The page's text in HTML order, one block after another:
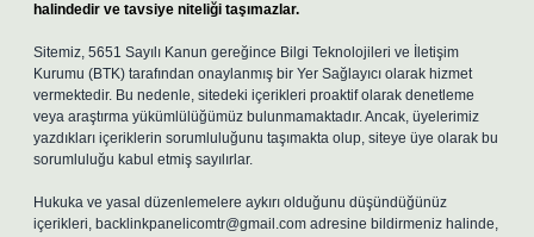
halindedir ve tavsiye niteliği taşımazlar.
Sitemiz, 5651 Sayılı Kanun gereğince Bilgi Teknolojileri ve İletişim
Kurumu (BTK) tarafından onaylanmış bir Yer Sağlayıcı olarak hizmet
vermektedir. Bu nedenle, sitedeki içerikleri proaktif olarak denetleme
veya araştırma yükümlülüğümüz bulunmamaktadır. Ancak, üyelerimiz
yazdıkları içeriklerin sorumluluğunu taşımakta olup, siteye üye olarak bu
sorumluluğu kabul etmiş sayılırlar.
Hukuka ve yasal düzenlemelere aykırı olduğunu düşündüğünüz
içerikleri, backlinkpanelicomtr@gmail.com adresine bildirmeniz halinde,